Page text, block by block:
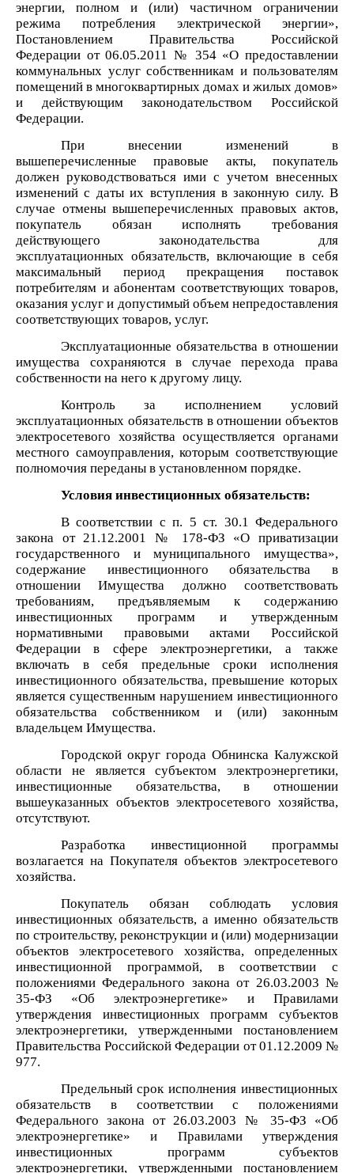
энергии, полном и (или) частичном ограничении
режима потребления электрической энергии»,
Постановлением Правительства Российской
Федерации от 06.05.2011 № 354 «О предоставлении
коммунальных услуг собственникам и пользователям
помещений в многоквартирных домах и жилых домов»
и действующим законодательством Российской
Федерации.
При внесении изменений в
вышеперечисленные правовые акты, покупатель
должен руководствоваться ими с учетом внесенных
изменений с даты их вступления в законную силу. В
случае отмены вышеперечисленных правовых актов,
покупатель обязан исполнять требования
действующего законодательства для
эксплуатационных обязательств, включающие в себя
максимальный период прекращения поставок
потребителям и абонентам соответствующих товаров,
оказания услуг и допустимый объем непредоставления
соответствующих товаров, услуг.
Эксплуатационные обязательства в отношении
имущества сохраняются в случае перехода права
собственности на него к другому лицу.
Контроль за исполнением условий
эксплуатационных обязательств в отношении объектов
электросетевого хозяйства осуществляется органами
местного самоуправления, которым соответствующие
полномочия переданы в установленном порядке.
Условия инвестиционных обязательств:
В соответствии с п. 5 ст. 30.1 Федерального
закона от 21.12.2001 № 178-ФЗ «О приватизации
государственного и муниципального имущества»,
содержание инвестиционного обязательства в
отношении Имущества должно соответствовать
требованиям, предъявляемым к содержанию
инвестиционных программ и утвержденным
нормативными правовыми актами Российской
Федерации в сфере электроэнергетики, а также
включать в себя предельные сроки исполнения
инвестиционного обязательства, превышение которых
является существенным нарушением инвестиционного
обязательства собственником и (или) законным
владельцем Имущества.
Городской округ города Обнинска Калужской
области не является субъектом электроэнергетики,
инвестиционные обязательства, в отношении
вышеуказанных объектов электросетевого хозяйства,
отсутствуют.
Разработка инвестиционной программы
возлагается на Покупателя объектов электросетевого
хозяйства.
Покупатель обязан соблюдать условия
инвестиционных обязательств, а именно обязательств
по строительству, реконструкции и (или) модернизации
объектов электросетевого хозяйства, определенных
инвестиционной программой, в соответствии с
положениями Федерального закона от 26.03.2003 №
35-ФЗ «Об электроэнергетике» и Правилами
утверждения инвестиционных программ субъектов
электроэнергетики, утвержденными постановлением
Правительства Российской Федерации от 01.12.2009 №
977.
Предельный срок исполнения инвестиционных
обязательств в соответствии с положениями
Федерального закона от 26.03.2003 № 35-ФЗ «Об
электроэнергетике» и Правилами утверждения
инвестиционных программ субъектов
электроэнергетики, утвержденными постановлением